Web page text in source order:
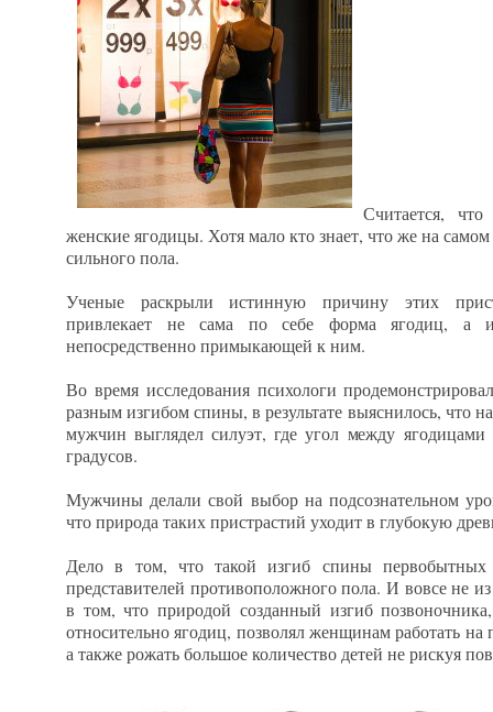
Считается,
женские ягодицы. Хотя мало кто знает, что же на самом
сильного пола.
Ученые раскрыли истинную причину этих
привлекает не сама по себе форма ягодиц, а
непосредственно примыкающей к ним.
Во время исследования психологи
разным изгибом спины, в результате выяснилось, что
мужчин выглядел силуэт, где угол между ягодицами
градусов.
Мужчины делали свой выбор на подсознательном
что природа таких пристрастий уходит в глубокую
Дело в том, что такой изгиб спины первобытных
представителей противоположного пола. И вовсе не
в том, что природой созданный изгиб
относительно ягодиц, позволял женщинам работать на
а также рожать большое количество детей не рискуя